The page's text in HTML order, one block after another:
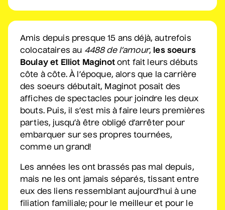
• Ga-lé aller
2 septembre 2026
• 19 h 30
Salle André-Mathieu
Supplémentaire
Korine Côté, Gabrielle
Caron, Rolly Assal
• Korine Côté et invités
3 septembre 2026
Gratuit
Maude Landry
• Trop cool
Amis depuis presque 15 ans déjà, autrefois
colocataires au 4488 de l’amour, les soeurs
Boulay et Elliot Maginotont fait leurs débuts
côte à côte. À l’époque, alors que la carrière
des soeurs débutait, Maginot posait des
affiches de spectacles pour joindre les deux
bouts. Puis, il s’est mis à faire leurs premières
parties, jusqu’à être obligé d’arrêter pour
embarquer sur ses propres tournées,
comme un grand!
Les années les ont brassés pas mal depuis,
mais ne les ont jamais séparés, tissant entre
eux des liens ressemblant aujourd’hui à une
filiation familiale; pour le meilleur et pour le